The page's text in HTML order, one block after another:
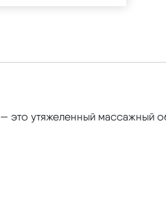
— это утяжеленный массажный